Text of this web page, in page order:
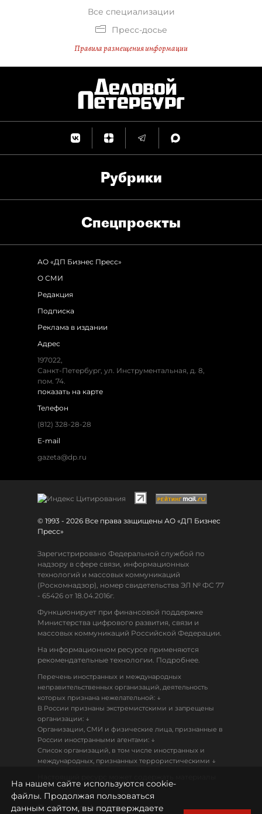
Все специализации
Пресс-досье
Правила размещения информации
Рубрики
Спец­проекты
АО «ДП Бизнес Пресс»
О СМИ
Редакция
Подписка
Реклама в издании
Адрес
197022,
Санкт-Петербург, ул. Инструментальная, д. 8,
пом. 74.
показать на карте
Телефон
(812) 328-28-28
E-mail
gazeta@dp.ru
© 1993 - 2026 Все права защищены АО «ДП Бизнес
Пресс»
Зарегистрировано Федеральной службой по
надзору в сфере связи, информационных
технологий и массовых коммуникаций
(Роскомнадзор), номер свидетельства ЭЛ № ФС 77
- 65426 от 18.04.2016г.
Функционирует при финансовой поддержке
Министерства цифрового развития, связи и
массовых коммуникаций Российской Федерации.
На информационном ресурсе применяются
рекомендательные технологии. Подробнее.
Перечень иностранных и международных
неправительственных организаций, деятельность
которых признана нежелательной: ↓
В России признаны экстремистскими и запрещены
организации: ↓
Организации, СМИ и физические лица, признанные в
России иностранными агентами: ↓
Список организаций, в том числе иностранных и
международных, признанных террористическими ↓
18+
Политика конфиденциальности
На нашем сайте используются cookie-
файлы. Продолжая пользоваться
данным сайтом, вы подтверждаете